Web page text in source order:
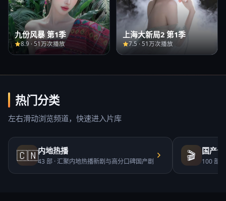
九份风暴 第1季
8.9 · 51万次播放
上海大新局2 第1季
7.5· 51万次播放
热门分类
左右滑动浏览频道，快速进入片库
🇨🇳内地热播
43部 ·汇聚内地热播新剧与高分口碑国产剧 🎬 国产
100部 ·